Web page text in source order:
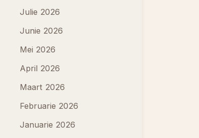
Julie 2026
Junie 2026
Mei 2026
April 2026
Maart 2026
Februarie 2026
Januarie 2026